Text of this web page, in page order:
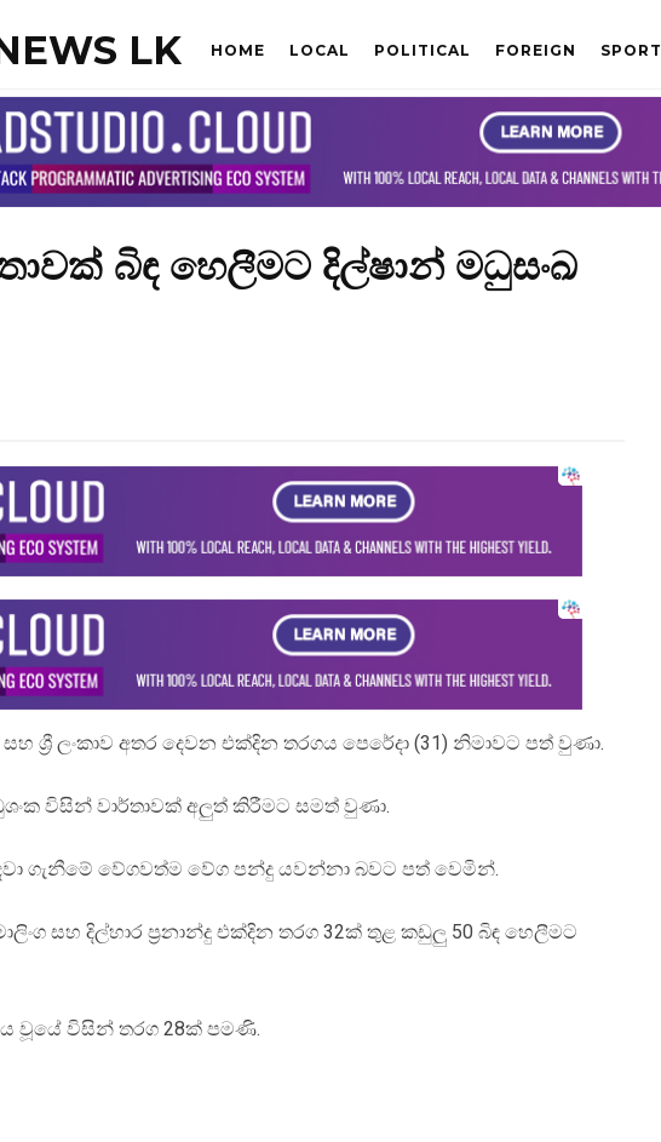
LK HOME LOCAL POLITICAL FOREIGN SPORT
බිඳ හෙලීමට දිල්ෂාන් මධුසංඛ
ශ්‍රී ලංකාව අතර දෙවන එක්දින තරගය පෙරේදා (31) නිමාවට පත් වුණා.
විසින් වාර්තාවක් අලුත් කිරීමට සමත් වුණා.
ගැනීමේ වේගවත්ම වේග පන්දු යවන්නා බවට පත් වෙමින්.
සහ දිල්හාර ප්‍රනාන්දු එක්දින තරග 32ක් තුළ කඩුලු 50 බිඳ හෙලීමට
වූයේ විසින් තරග 28ක් පමණි.